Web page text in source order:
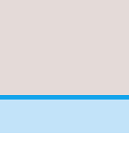
de
Mantelingen
Domburg
-
Zoutelande
-